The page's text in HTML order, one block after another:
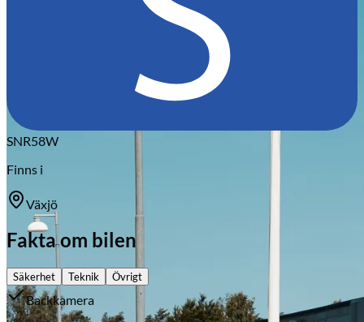
SNR58W
Finns i
Växjö
Fakta om bilen
Säkerhet Teknik Övrigt
Backkamera